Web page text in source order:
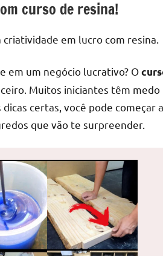
curso de resina!
em lucro com resina.
em um negócio lucrativo? O
Muitos iniciantes têm
certas, você pode começar
que vão te surpreender.